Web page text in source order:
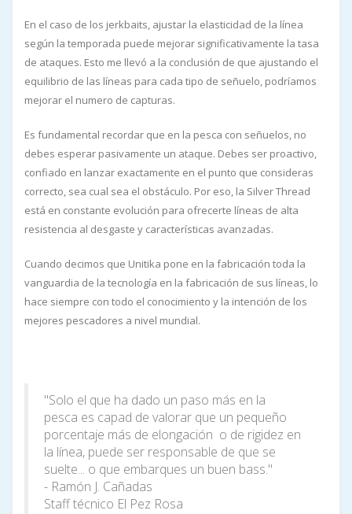
En el caso de los jerkbaits, ajustar la elasticidad de la línea
según la temporada puede mejorar significativamente la tasa
de ataques. Esto me llevó a la conclusión de que ajustando el
equilibrio de las líneas para cada tipo de señuelo, podríamos
mejorar el numero de capturas.
Es fundamental recordar que en la pesca con señuelos, no
debes esperar pasivamente un ataque. Debes ser proactivo,
confiado en lanzar exactamente en el punto que consideras
correcto, sea cual sea el obstáculo. Por eso, la Silver Thread
está en constante evolución para ofrecerte líneas de alta
resistencia al desgaste y características avanzadas.
Cuando decimos que Unitika pone en la fabricación toda la
vanguardia de la tecnología en la fabricación de sus líneas, lo
hace siempre con todo el conocimiento y la intención de los
mejores pescadores a nivel mundial.
"Solo el que ha dado un paso más en la
pesca es capad de valorar que un pequeño
porcentaje más de elongación o de rigidez en
la línea, puede ser responsable de que se
suelte... o que embarques un buen bass."
- Ramón J. Cañadas
Staff técnico El Pez Rosa